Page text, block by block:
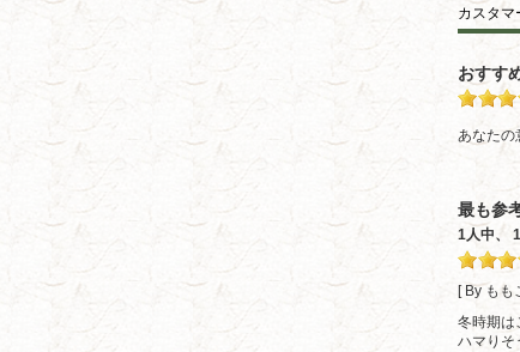
カスタマ
おすす
あなたの
最も参
1人中、
[ By もも
冬時期は
ハマりそ